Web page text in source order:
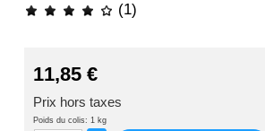
(1)
11,85 €
Prix hors taxes
Poids du colis: 1 kg